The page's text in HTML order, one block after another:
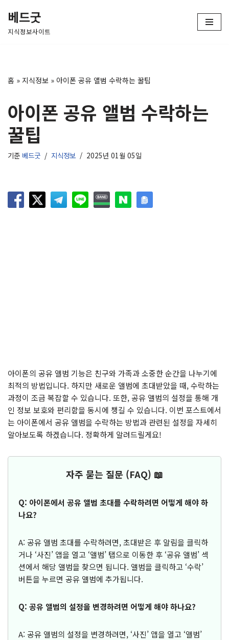
콘
건
기
베드굿
지식정보사이트
홈 » 지식정보 » 아이폰 공유 앨범 수락하는 꿀팁
아이폰 공유 앨범 수락하는
꿀팁
기준 베드굿 지식정보 2025년 01월 05일
아이폰의 공유 앨범 기능은 친구와 가족과 소중한 순간을 나누기에
최적의 방법입니다. 하지만 새로운 앨범에 초대받았을 때, 수락하는
과정이 조금 복잡할 수 있습니다. 또한, 공유 앨범의 설정을 통해 개
인 정보 보호와 편리함을 동시에 챙길 수 있습니다. 이번 포스트에서
는 아이폰에서 공유 앨범을 수락하는 방법과 관련된 설정을 자세히
알아보도록 하겠습니다. 정확하게 알려드릴게요!
자주 묻는 질문 (FAQ) 📖
Q: 아이폰에서 공유 앨범 초대를 수락하려면 어떻게 해야 하
나요?
A: 공유 앨범 초대를 수락하려면, 초대받은 후 알림을 클릭하
거나 ‘사진’ 앱을 열고 ‘앨범’ 탭으로 이동한 후 ‘공유 앨범’ 섹
션에서 해당 앨범을 찾으면 됩니다. 앨범을 클릭하고 ‘수락’
버튼을 누르면 공유 앨범에 추가됩니다.
Q: 공유 앨범의 설정을 변경하려면 어떻게 해야 하나요?
A: 공유 앨범의 설정을 변경하려면, ‘사진’ 앱을 열고 ‘앨범’